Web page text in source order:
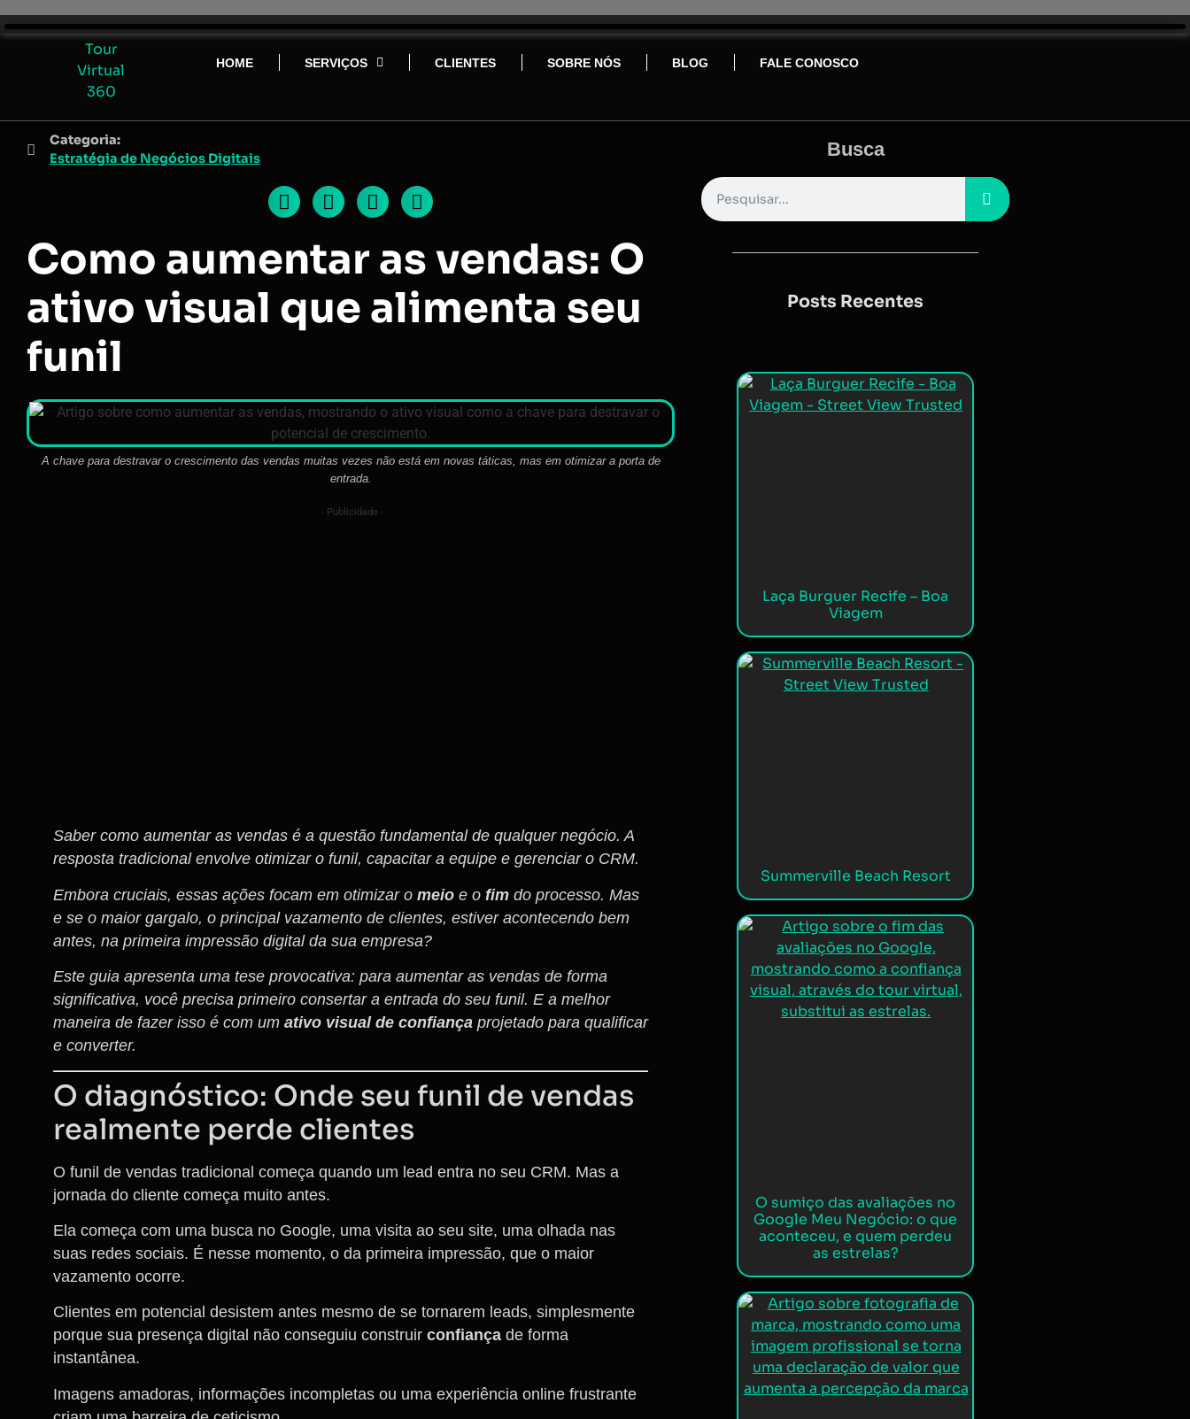
HOME SERVIÇOS CLIENTES SOBRE NÓS BLOG FALE CONOSCO
Categoria:
Estratégia de Negócios Digitais
Como aumentar as vendas: O
ativo visual que alimenta seu
funil
A chave para destravar o crescimento das vendas muitas vezes não está em novas táticas, mas em otimizar a porta de
entrada.
- Publicidade -
Saber como aumentar as vendas é a questão fundamental de qualquer negócio. A
resposta tradicional envolve otimizar o funil, capacitar a equipe e gerenciar o CRM.
Embora cruciais, essas ações focam em otimizar o meio e o fim do processo. Mas
e se o maior gargalo, o principal vazamento de clientes, estiver acontecendo bem
antes, na primeira impressão digital da sua empresa?
Este guia apresenta uma tese provocativa: para aumentar as vendas de forma
significativa, você precisa primeiro consertar a entrada do seu funil. E a melhor
maneira de fazer isso é com um ativo visual de confiança projetado para qualificar
e converter.
O diagnóstico: Onde seu funil de vendas
realmente perde clientes
O funil de vendas tradicional começa quando um lead entra no seu CRM. Mas a
jornada do cliente começa muito antes.
Ela começa com uma busca no Google, uma visita ao seu site, uma olhada nas
suas redes sociais. É nesse momento, o da primeira impressão, que o maior
vazamento ocorre.
Clientes em potencial desistem antes mesmo de se tornarem leads, simplesmente
porque sua presença digital não conseguiu construir confiança de forma
instantânea.
Imagens amadoras, informações incompletas ou uma experiência online frustrante
Busca
Posts Recentes
Laça Burguer Recife – Boa
Viagem
Summerville Beach Resort
O sumiço das avaliações no
Google Meu Negócio: o que
aconteceu, e quem perdeu
as estrelas?